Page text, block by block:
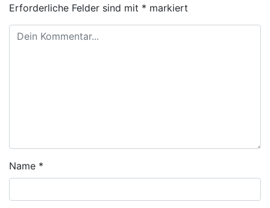
Erforderliche Felder sind mit * markiert
Name *